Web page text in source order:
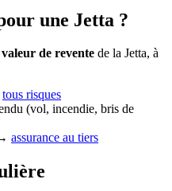
une Jetta ?
valeur de revente de la Jetta, à
tous risques
(vol, incendie, bris de
assurance au tiers